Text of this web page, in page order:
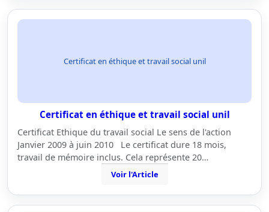
Certificat en éthique et travail social unil
Certificat en éthique et travail social unil
Certificat Ethique du travail social Le sens de l'action
Janvier 2009 à juin 2010 Le certificat dure 18 mois,
travail de mémoire inclus. Cela représente 20…
Voir l'Article